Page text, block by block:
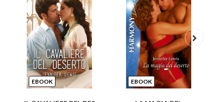
EBOOK EBOOK
Next